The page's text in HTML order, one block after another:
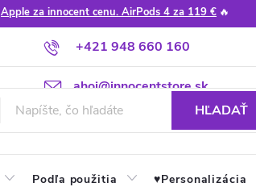
Apple za innocent cenu. AirPods 4 za 119 € 🔥
+421 948 660 160
ahoj@innocentstore.sk
Poradňa Apple návody a tipy
HĽADAŤ
Podľa použitia ♥︎Personalizácia